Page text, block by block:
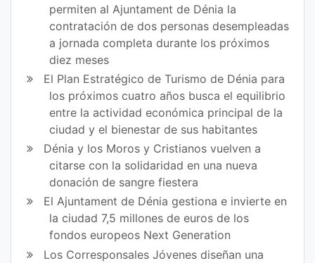
permiten al Ajuntament de Dénia la
contratación de dos personas desempleadas
a jornada completa durante los próximos
diez meses
El Plan Estratégico de Turismo de Dénia para
los próximos cuatro años busca el equilibrio
entre la actividad económica principal de la
ciudad y el bienestar de sus habitantes
Dénia y los Moros y Cristianos vuelven a
citarse con la solidaridad en una nueva
donación de sangre fiestera
El Ajuntament de Dénia gestiona e invierte en
la ciudad 7,5 millones de euros de los
fondos europeos Next Generation
Los Corresponsales Jóvenes diseñan una